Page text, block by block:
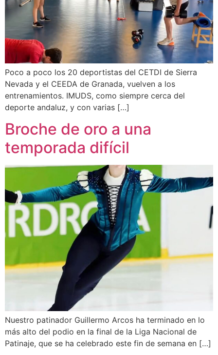
Poco a poco los 20 deportistas del CETDI de Sierra
Nevada y el CEEDA de Granada, vuelven a los
entrenamientos. IMUDS, como siempre cerca del
deporte andaluz, y con varias […]
Broche de oro a una
temporada difícil
Nuestro patinador Guillermo Arcos ha terminado en lo
más alto del podio en la final de la Liga Nacional de
Patinaje, que se ha celebrado este fin de semana en […]